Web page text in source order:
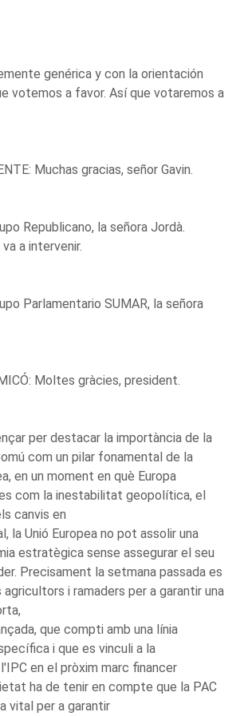
genérica y con la orientación
votemos a favor. Así que votaremos a
Muchas gracias, señor Gavin.
Republicano, la señora Jordà.
a intervenir.
Parlamentario SUMAR, la señora
Moltes gràcies, president.
per destacar la importància de la
com un pilar fonamental de la
en un moment en què Europa
com la inestabilitat geopolítica, el
canvis en
la Unió Europea no pot assolir una
estratègica sense assegurar el seu
Precisament la setmana passada es
i ramaders per a garantir una
que compti amb una línia
i que es vinculi a la
en el pròxim marc financer
ha de tenir en compte que la PAC
vital per a garantir